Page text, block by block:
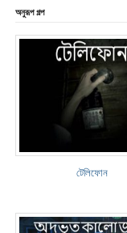
অনুরূপ গল্প
টেলিফোন